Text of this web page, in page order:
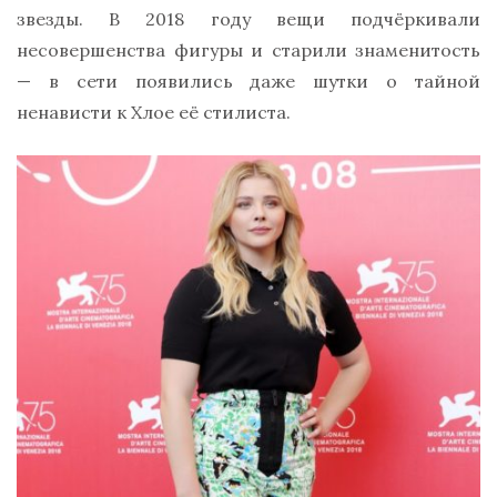
звезды. В 2018 году вещи подчёркивали
несовершенства фигуры и старили знаменитость
— в сети появились даже шутки о тайной
ненависти к Хлое её стилиста.